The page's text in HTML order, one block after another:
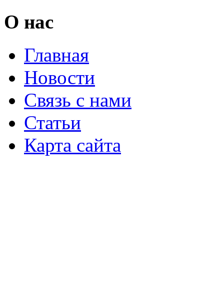
О нас
Главная
Новости
Связь с нами
Статьи
Карта сайта